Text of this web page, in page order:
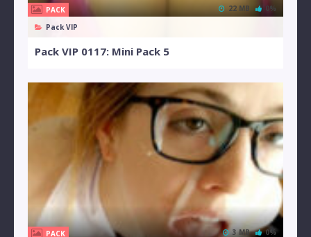
PACK
Pack VIP
22 MB 0%
Pack VIP 0117: Mini Pack 5
PACK
3 MB 0%